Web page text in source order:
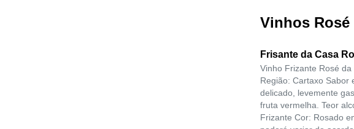
Vinhos Rosé
Frisante da Casa
Vinho Frizante Rosé
Região: Cartaxo Sabor
delicado, levemente
fruta vermelha. Teor
Frizante Cor: Rosado